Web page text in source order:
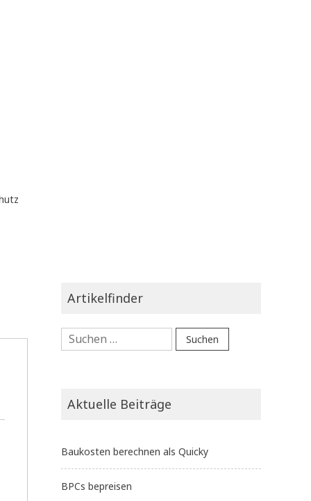
Artikelfinder
Suchen
nach:
Aktuelle Beiträge
Baukosten berechnen als Quicky
BPCs bepreisen